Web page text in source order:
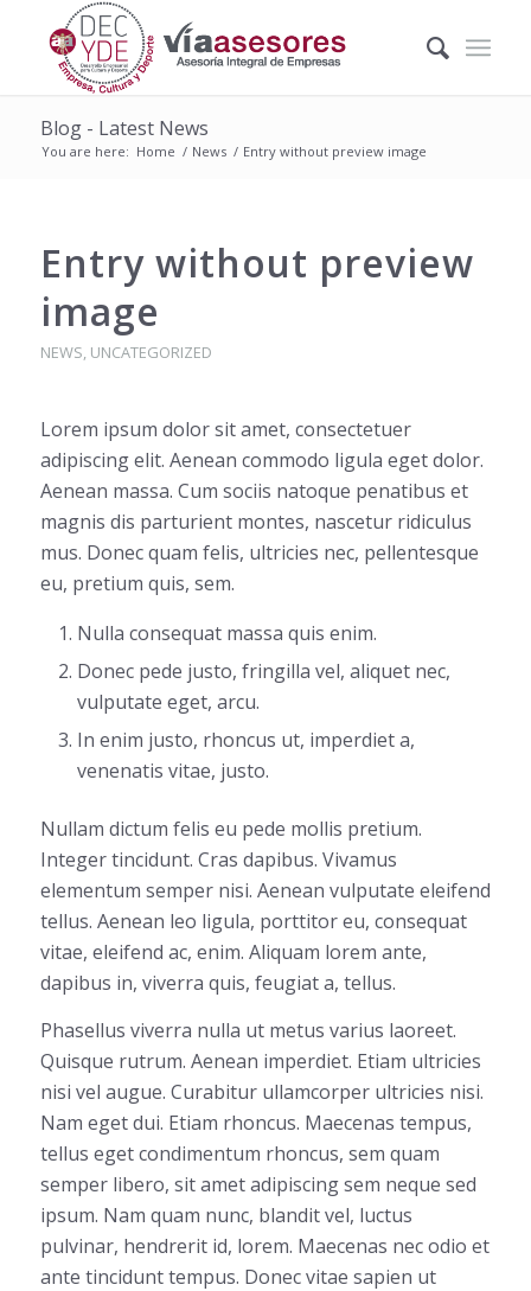
Blog - Latest News
You are here: Home / News / Entry without preview image
Entry without preview
image
NEWS, UNCATEGORIZED
Lorem ipsum dolor sit amet, consectetuer
adipiscing elit. Aenean commodo ligula eget dolor.
Aenean massa. Cum sociis natoque penatibus et
magnis dis parturient montes, nascetur ridiculus
mus. Donec quam felis, ultricies nec, pellentesque
eu, pretium quis, sem.
Nulla consequat massa quis enim.
Donec pede justo, fringilla vel, aliquet nec,
vulputate eget, arcu.
In enim justo, rhoncus ut, imperdiet a,
venenatis vitae, justo.
Nullam dictum felis eu pede mollis pretium.
Integer tincidunt. Cras dapibus. Vivamus
elementum semper nisi. Aenean vulputate eleifend
tellus. Aenean leo ligula, porttitor eu, consequat
vitae, eleifend ac, enim. Aliquam lorem ante,
dapibus in, viverra quis, feugiat a, tellus.
Phasellus viverra nulla ut metus varius laoreet.
Quisque rutrum. Aenean imperdiet. Etiam ultricies
nisi vel augue. Curabitur ullamcorper ultricies nisi.
Nam eget dui. Etiam rhoncus. Maecenas tempus,
tellus eget condimentum rhoncus, sem quam
semper libero, sit amet adipiscing sem neque sed
ipsum. Nam quam nunc, blandit vel, luctus
pulvinar, hendrerit id, lorem. Maecenas nec odio et
ante tincidunt tempus. Donec vitae sapien ut